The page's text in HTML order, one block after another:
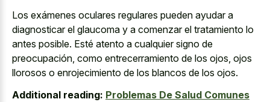
Los exámenes oculares regulares pueden ayudar a
diagnosticar el glaucoma y a comenzar el tratamiento lo
antes posible. Esté atento a cualquier signo de
preocupación, como entrecerramiento de los ojos, ojos
llorosos o enrojecimiento de los blancos de los ojos.
Additional reading: Problemas De Salud Comunes